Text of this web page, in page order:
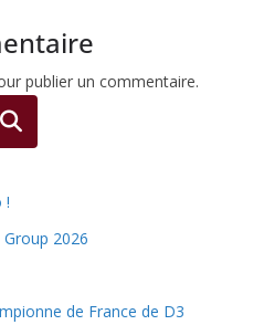
publier un commentaire.
!
2026
de France de D3